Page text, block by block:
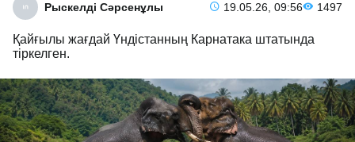
Рыскелді Сәрсенұлы 19.05.26, 09:56 1497
Қайғылы жағдай Үндістанның Карнатака штатында
тіркелген.